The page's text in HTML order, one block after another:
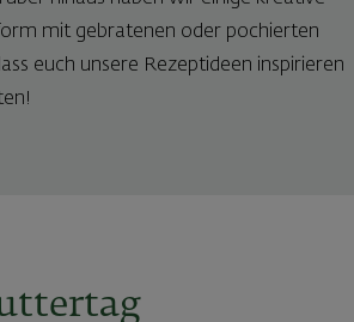
mit gebratenen oder pochierten
euch unsere Rezeptideen inspirieren